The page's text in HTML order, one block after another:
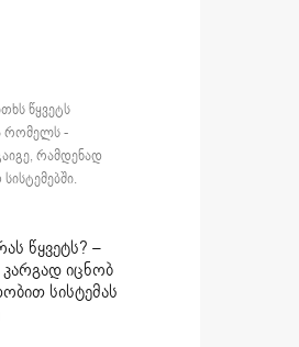
წყვეტს
რომელს -
რამდენად
წყვეტს? –
იცნობ
სისტემას